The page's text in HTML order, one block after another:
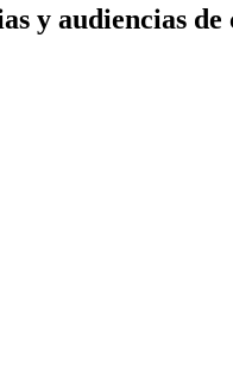
y audiencias